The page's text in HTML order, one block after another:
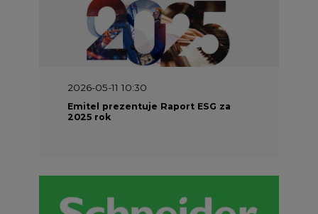
2026-05-11 10:30
Emitel prezentuje Raport ESG za
2025 rok